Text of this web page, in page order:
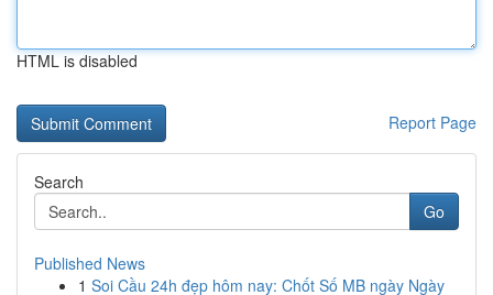
HTML is disabled
Report Page
Search
Go
Published News
1 Soi Cầu 24h đẹp hôm nay: Chốt Số MB ngày Ngày